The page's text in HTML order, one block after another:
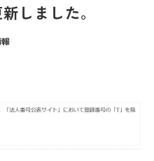
しました。